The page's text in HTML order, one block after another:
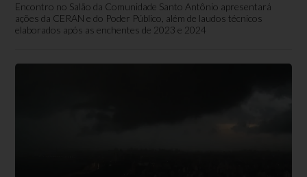
Encontro no Salão da Comunidade Santo Antônio apresentará
ações da CERAN e do Poder Público, além de laudos técnicos
elaborados após as enchentes de 2023 e 2024